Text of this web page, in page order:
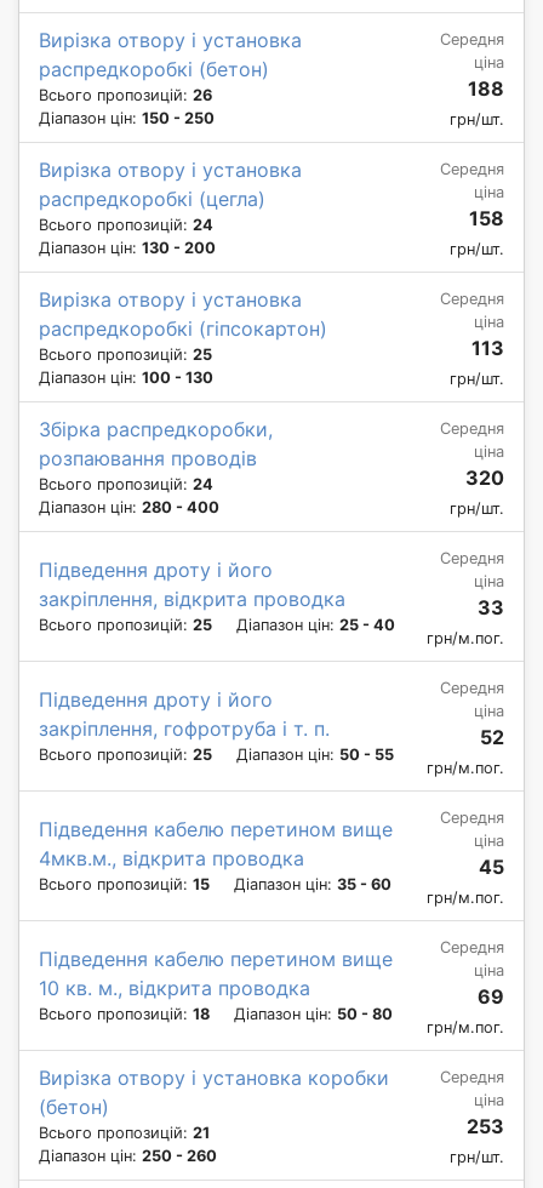
Вирізка отвору і установка
распредкоробкі (бетон)
Всього пропозицій: 26
Діапазон цін: 150 - 250
Середня
ціна
188
грн/шт.
Вирізка отвору і установка
распредкоробкі (цегла)
Всього пропозицій: 24
Діапазон цін: 130 - 200
Середня
ціна
158
грн/шт.
Вирізка отвору і установка
распредкоробкі (гіпсокартон)
Всього пропозицій: 25
Діапазон цін: 100 - 130
Середня
ціна
113
грн/шт.
Збірка распредкоробки,
розпаювання проводів
Всього пропозицій: 24
Діапазон цін: 280 - 400
Середня
ціна
320
грн/шт.
Підведення дроту і його
закріплення, відкрита проводка
Всього пропозицій: 25 Діапазон цін: 25 - 40
Середня
ціна
33
грн/м.пог.
Підведення дроту і його
закріплення, гофротруба і т. п.
Всього пропозицій: 25 Діапазон цін: 50 - 55
Середня
ціна
52
грн/м.пог.
Підведення кабелю перетином вище
4мкв.м., відкрита проводка
Всього пропозицій: 15 Діапазон цін: 35 - 60
Середня
ціна
45
грн/м.пог.
Підведення кабелю перетином вище
10 кв. м., відкрита проводка
Всього пропозицій: 18 Діапазон цін: 50 - 80
Середня
ціна
69
грн/м.пог.
Вирізка отвору і установка коробки
(бетон)
Всього пропозицій: 21
Діапазон цін: 250 - 260
Середня
ціна
253
грн/шт.